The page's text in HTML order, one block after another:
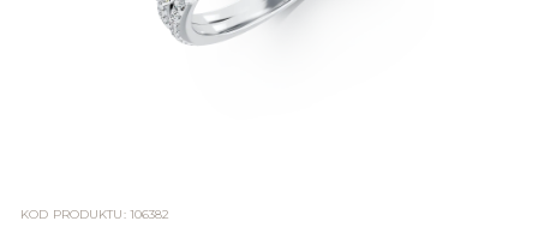
KOD PRODUKTU: 106382